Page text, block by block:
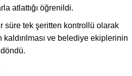
atlattığı öğrenildi.
süre tek şeritten kontrollü olarak
kaldırılması ve belediye ekiplerinin